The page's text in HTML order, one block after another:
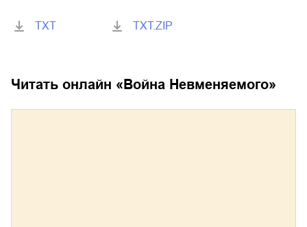
TXT TXT.ZIP
Читать онлайн « Война Невменяемого»